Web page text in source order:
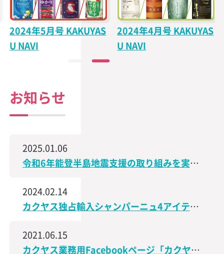
2024年5月号 KAKUYAS
U NAVI
2024年4月号 KAKUYAS
U NAVI
お知らせ
2025.01.06
令和6年能登半島地震支援の取り組みを実施、石川県で造られた日本酒の売上の一部を義援金として寄付
2024.02.14
カクヤス独占輸入シャンパーニュ4アイテムが、サクラアワード2024で受賞しました！
2021.06.15
カクヤス業務用Facebookページ「カクヤス飲食店ナビ」を開設しました！